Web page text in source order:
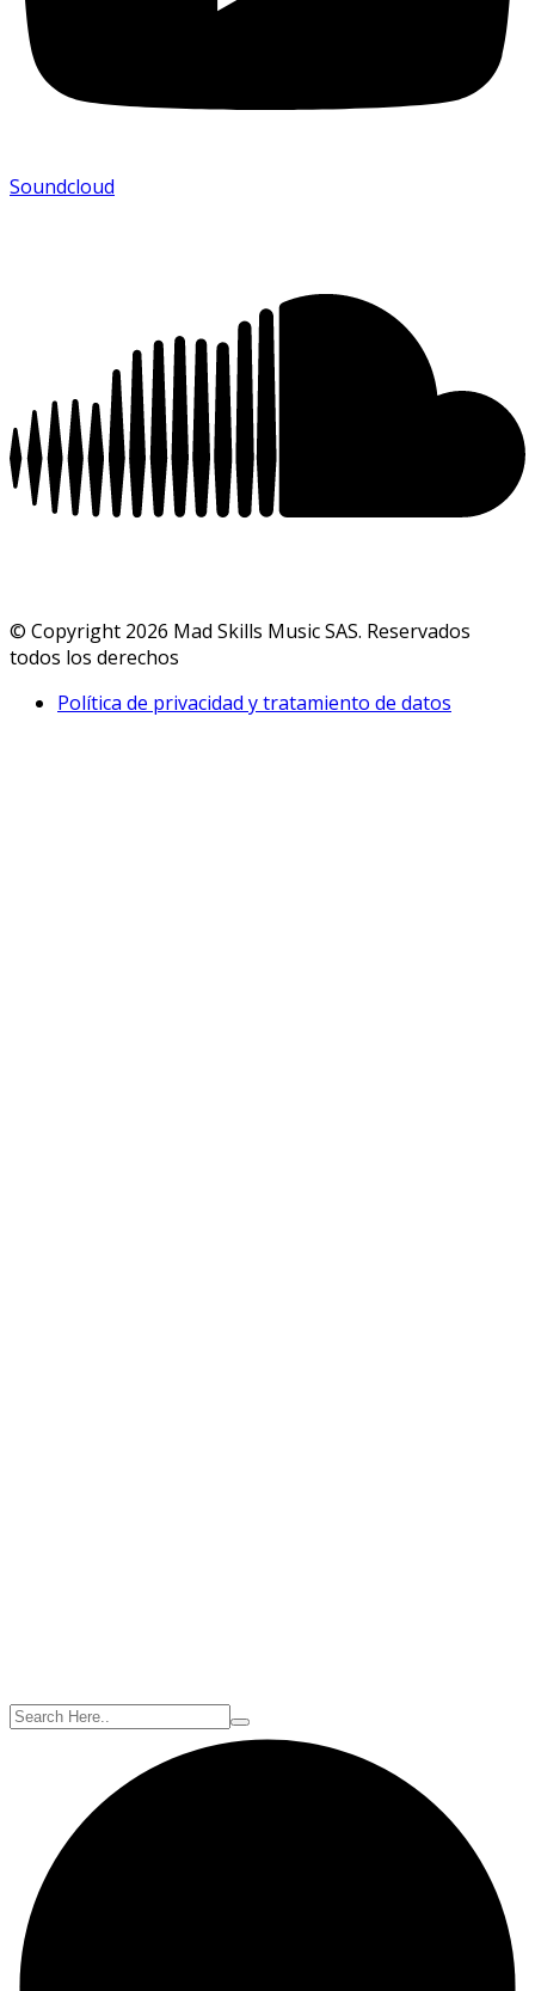
Soundcloud
© Copyright 2026 Mad Skills Music SAS. Reservados
todos los derechos
Política de privacidad y tratamiento de datos